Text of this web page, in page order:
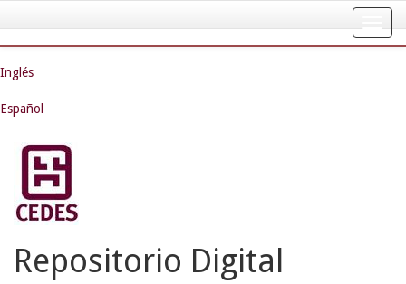
navigation
Inglés
Español
Repositorio Digital